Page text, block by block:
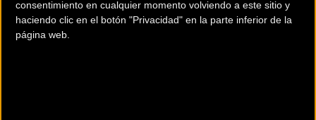
consentimiento en cualquier momento volviendo a este sitio y
haciendo clic en el botón "Privacidad" en la parte inferior de la
página web.
Comercios Bz Premium
MC SKI BIKE